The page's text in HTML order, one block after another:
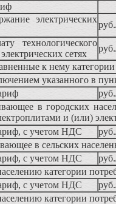
электрических
технологического
сетях
к нему
указанного в
в городских
и (или)
с учетом НДС
в сельских
с учетом НДС
категории
с учетом НДС
категории